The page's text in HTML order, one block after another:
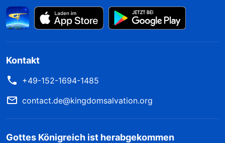
Kontakt
+49-152-1694-1485
contact.de@kingdomsalvation.org
Gottes Königreich ist herabgekommen